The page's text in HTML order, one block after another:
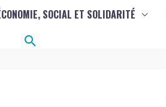
SOCIAL ET SOLIDARITÉ
Rechercher